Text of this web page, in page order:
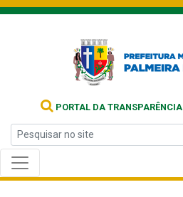
PORTAL DA TRANSPARÊNCIA